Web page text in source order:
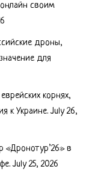
своим
дроны,
для
корнях,
к Украине. July 26,
«Дронотур’26» в
July 25, 2026